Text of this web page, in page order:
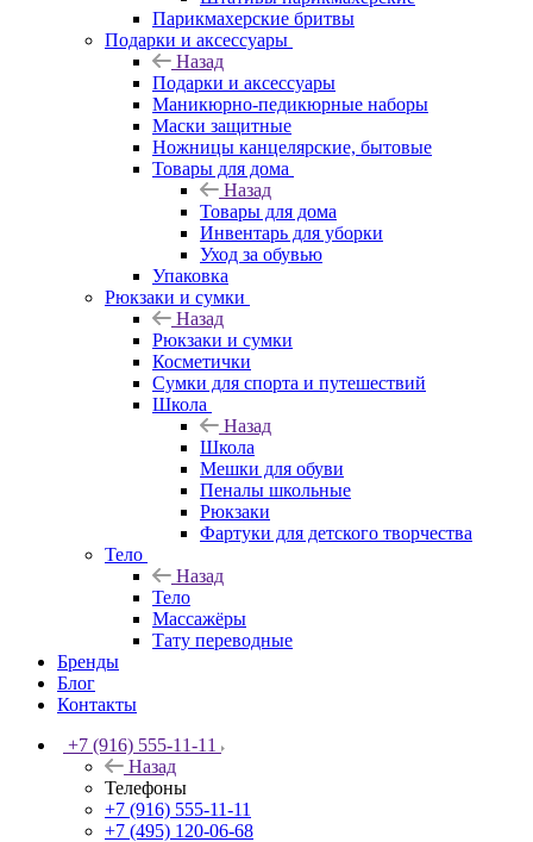
Парикмахерские бритвы
Подарки и аксессуары
Назад
Подарки и аксессуары
Маникюрно-педикюрные наборы
Маски защитные
Ножницы канцелярские, бытовые
Товары для дома
Назад
Товары для дома
Инвентарь для уборки
Уход за обувью
Упаковка
Рюкзаки и сумки
Назад
Рюкзаки и сумки
Косметички
Сумки для спорта и путешествий
Школа
Назад
Школа
Мешки для обуви
Пеналы школьные
Рюкзаки
Фартуки для детского творчества
Тело
Назад
Тело
Массажёры
Тату переводные
Бренды
Блог
Контакты
+7 (916) 555-11-11
Назад
Телефоны
+7 (916) 555-11-11
+7 (495) 120-06-68